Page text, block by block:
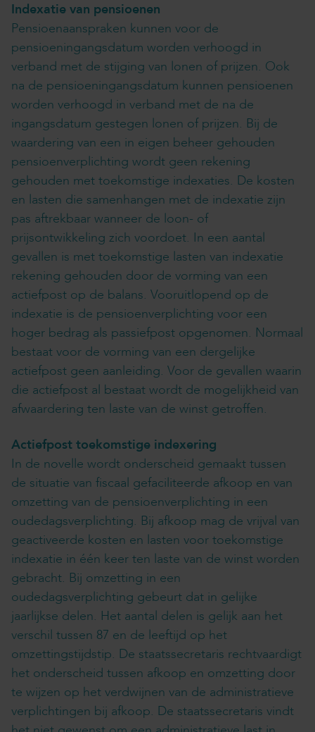
Indexatie van pensioenen
Pensioenaanspraken kunnen voor de
pensioeningangsdatum worden verhoogd in
verband met de stijging van lonen of prijzen. Ook
na de pensioeningangsdatum kunnen pensioenen
worden verhoogd in verband met de na de
ingangsdatum gestegen lonen of prijzen. Bij de
waardering van een in eigen beheer gehouden
pensioenverplichting wordt geen rekening
gehouden met toekomstige indexaties. De kosten
en lasten die samenhangen met de indexatie zijn
pas aftrekbaar wanneer de loon- of
prijsontwikkeling zich voordoet. In een aantal
gevallen is met toekomstige lasten van indexatie
rekening gehouden door de vorming van een
actiefpost op de balans. Vooruitlopend op de
indexatie is de pensioenverplichting voor een
hoger bedrag als passiefpost opgenomen. Normaal
bestaat voor de vorming van een dergelijke
actiefpost geen aanleiding. Voor de gevallen waarin
die actiefpost al bestaat wordt de mogelijkheid van
afwaardering ten laste van de winst getroffen.
Actiefpost toekomstige indexering
In de novelle wordt onderscheid gemaakt tussen
de situatie van fiscaal gefaciliteerde afkoop en van
omzetting van de pensioenverplichting in een
oudedagsverplichting. Bij afkoop mag de vrijval van
geactiveerde kosten en lasten voor toekomstige
indexatie in één keer ten laste van de winst worden
gebracht. Bij omzetting in een
oudedagsverplichting gebeurt dat in gelijke
jaarlijkse delen. Het aantal delen is gelijk aan het
verschil tussen 87 en de leeftijd op het
omzettingstijdstip. De staatssecretaris rechtvaardigt
het onderscheid tussen afkoop en omzetting door
te wijzen op het verdwijnen van de administratieve
verplichtingen bij afkoop. De staatssecretaris vindt